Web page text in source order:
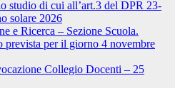
studio di cui all’art.3 del DPR 23-
solare 2026
e Ricerca – Sezione Scuola.
prevista per il giorno 4 novembre
Collegio Docenti – 25